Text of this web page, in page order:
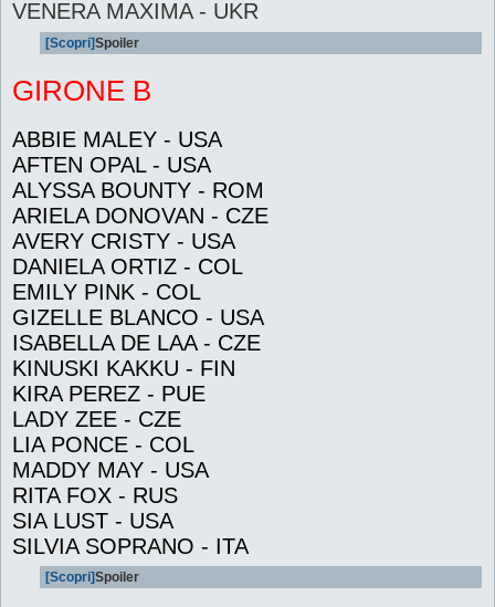
VENERA MAXIMA - UKR
[Scopri]Spoiler
GIRONE B
ABBIE MALEY - USA
AFTEN OPAL - USA
ALYSSA BOUNTY - ROM
ARIELA DONOVAN - CZE
AVERY CRISTY - USA
DANIELA ORTIZ - COL
EMILY PINK - COL
GIZELLE BLANCO - USA
ISABELLA DE LAA - CZE
KINUSKI KAKKU - FIN
KIRA PEREZ - PUE
LADY ZEE - CZE
LIA PONCE - COL
MADDY MAY - USA
RITA FOX - RUS
SIA LUST - USA
SILVIA SOPRANO - ITA
[Scopri]Spoiler